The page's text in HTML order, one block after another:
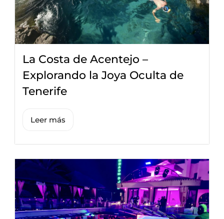
La Costa de Acentejo –
Explorando la Joya Oculta de
Tenerife
Leer más